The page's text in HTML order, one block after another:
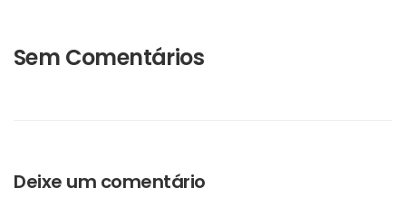
Sem Comentários
Deixe um comentário